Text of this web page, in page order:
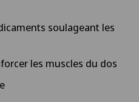
soulageant les
les muscles du dos